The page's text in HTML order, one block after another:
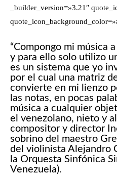
_builder_version=»3.21″
“Compongo mi música
y para ello solo utilizo
es un sistema que yo
por el cual una matriz
convierte en mi lienzo
las notas, en pocas
música a cualquier
el venezolano, nieto y
compositor y director
sobrino del maestro
del violinista Alejandro
la Orquesta Sinfónica
Venezuela).